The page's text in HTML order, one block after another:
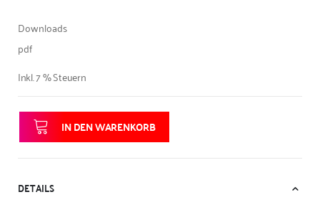
Downloads
pdf
Inkl. 7 % Steuern
IN DEN WARENKORB
DETAILS